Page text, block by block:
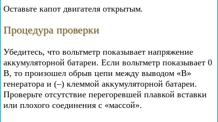
Оставьте капот двигателя открытым.
Процедура проверки
Убедитесь, что вольтметр показывает напряжение
аккумуляторной батареи. Если вольтметр показывает 0
В, то произошел обрыв цепи между выводом «В»
генератора и (–) клеммой аккумуляторной батареи.
Проверьте отсутствие перегоревшей плавкой вставки
или плохого соединения с «массой».